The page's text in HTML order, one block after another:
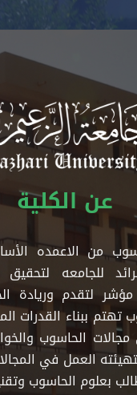
عن الكلية
من الاعمده
للجامعه لتحقيق
لتقدم وريادة
ببناء القدرات
الحاسوب
العمل في
بعلوم الحاسوب